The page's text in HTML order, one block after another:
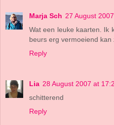
Marja Sch 27 August
Wat een leuke kaarten. Ik
beurs erg vermoeiend kan
Reply
Lia 28 August 2007 at
schitterend
Reply